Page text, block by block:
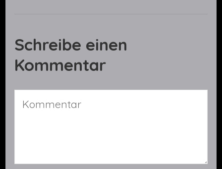
Schreibe einen
Kommentar